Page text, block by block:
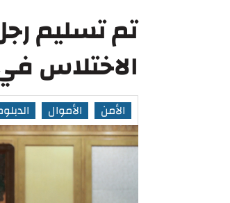
تم تسليم
الاختلاس
الأمن الأموال